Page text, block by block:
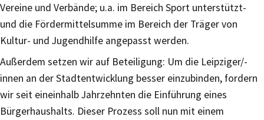
Vereine und Verbände; u.a. im Bereich Sport unterstützt-
und die Fördermittelsumme im Bereich der Träger von
Kultur- und Jugendhilfe angepasst werden.
Außerdem setzen wir auf Beteiligung: Um die Leipziger/-
innen an der Stadtentwicklung besser einzubinden, fordern
wir seit eineinhalb Jahrzehnten die Einführung eines
Bürgerhaushalts. Dieser Prozess soll nun mit einem